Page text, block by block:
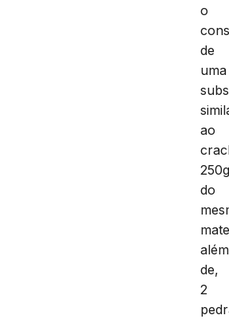
o
de
uma
ao
do
além
de,
2